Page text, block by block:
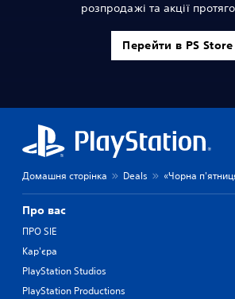
розпродажі та акції
Перейти в PS Store
Домашня сторінка Deals «Чорна
Про вас
ПРО SIE
Кар'єра
PlayStation Studios
PlayStation Productions